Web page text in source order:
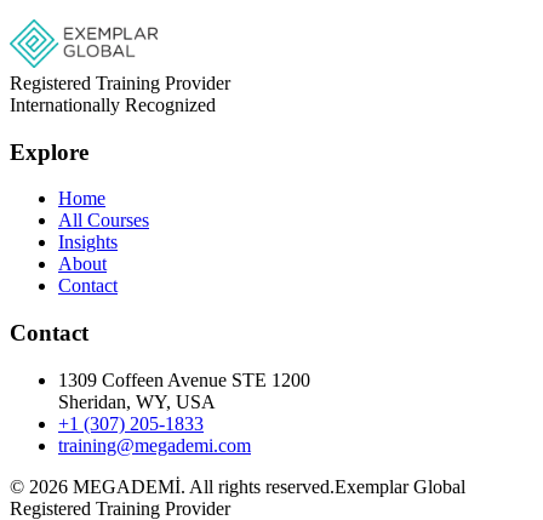
Registered Training Provider
Internationally Recognized
Explore
Home
All Courses
Insights
About
Contact
Contact
1309 Coffeen Avenue STE 1200
Sheridan, WY, USA
+1 (307) 205-1833
training@megademi.com
© 2026 MEGADEMİ. All rights reserved.Exemplar Global
Registered Training Provider